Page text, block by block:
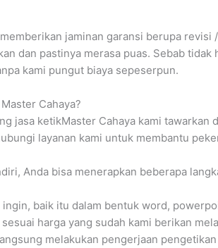
jaminan garansi berupa
dan pastinya merasa puas. Sebab
kami pungut biaya sepeserpun.
Cahaya?
jasa ketikMaster Cahaya kami tawarkan
layanan kami untuk membantu
Anda bisa menerapkan beberapa
baik itu dalam bentuk word,
harga yang sudah kami berikan
melakukan pengerjaan